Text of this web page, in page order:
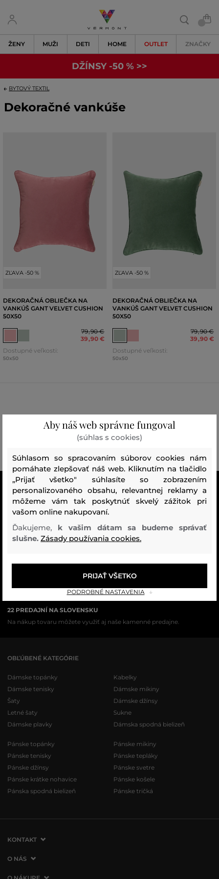
ŽENY MUŽI DETI HOME OUTLET ZNAČKY
DŽÍNSY -50 % >>
BYTOVÝ TEXTIL
Dekoračné vankúše
ZĽAVA -50 %
DEKORAČNÁ OBLIEČKA NA
VANKÚŠ GANT VELVET CUSHION
50X50
79,90 €
39,90 €
Dostupné veľkosti:
50x50
ZĽAVA -50 %
DEKORAČNÁ OBLIEČKA NA
VANKÚŠ GANT VELVET CUSHION
50X50
79,90 €
39,90 €
Dostupné veľkosti:
50x50
VŠETKO SKLADOM
Všetok tovar v e-shope máme na sklade.
Výhradné zastúpenie a predaj značky na Slovensku. Kupujete 100%
originál.
DOPRAVA A VRÁTENIE ZADARMO
Doprava nad 74,90 EUR je vždy zadarmo, za vrátenie tovaru u nás
nikdy neplatíte.
22 PREDAJNÍ NA SLOVENSKU
Na nákup tovaru môžete využiť aj naše kamenné predajne.
OBĽÚBENÉ KATEGÓRIE
Dámske topánky
Dámske tenisky
Šaty
Letné šaty
Dámske plavky
Kabelky
Dámske mikiny
Dámske džínsy
Sukne
Dámska spodná bielizeň
Pánske topánky
Pánske tenisky
Pánske džínsy
Pánske krátke nohavice
Pánska spodná bielizeň
Pánske mikiny
Pánske tepláky
Pánske svetre
Pánske košele
Pánske tričká
KONTAKT
VERMONT Services Slovakia s. r. o.
O NÁS
Aby náš web správne fungoval
(súhlas s cookies)
Súhlasom so spracovaním súborov cookies nám
pomáhate zlepšovať náš web. Kliknutím na tlačidlo
„Prijať všetko" súhlasíte so zobrazením
personalizovaného obsahu, relevantnej reklamy a
môžeme vám tak poskytnúť skvelý zážitok pri
vašom online nakupovaní.
Ďakujeme, k vašim dátam sa budeme správať
slušne. Zásady používania cookies.
PODROBNÉ NASTAVENIA
PRIJAŤ VŠETKO